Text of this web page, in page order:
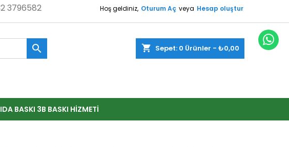
3796582 Hoş geldiniz, Oturum Aç veya Hesap oluştur
shopping_cart Sepet: 0 Ürünler - ₺0,00

BASKI 3B BASKI HIZMETI